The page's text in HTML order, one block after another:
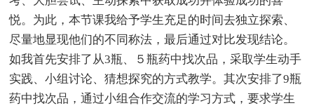
悦。为此，本节课我给予学生充足的时间去独立探索、
尽量地显现他们的不同称法，最后通过对比发现结论。
如我首先安排了从3瓶、５瓶药中找次品，采取学生动手
实践、小组讨论、猜想探究的方式教学。其次安排了9瓶
药中找次品，通过小组合作交流的学习方式，要求学生